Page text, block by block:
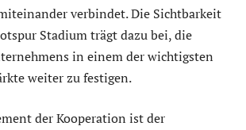
verbindet. Die Sichtbarkeit
Stadium trägt dazu bei, die
in einem der wichtigsten
weiter zu festigen.
der Kooperation ist der